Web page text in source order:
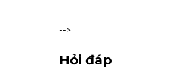
-->
Hỏi đáp